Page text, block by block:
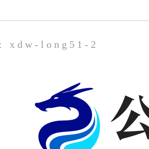
: xdw-long51-2